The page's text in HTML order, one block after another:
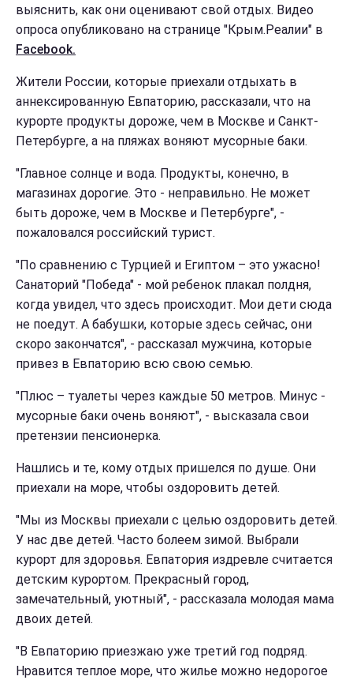
выяснить, как они оценивают свой отдых. Видео
опроса опубликовано на странице "Крым.Реалии" в
Facebook.
Жители России, которые приехали отдыхать в
аннексированную Евпаторию, рассказали, что на
курорте продукты дороже, чем в Москве и Санкт-
Петербурге, а на пляжах воняют мусорные баки.
"Главное солнце и вода. Продукты, конечно, в
магазинах дорогие. Это - неправильно. Не может
быть дороже, чем в Москве и Петербурге", -
пожаловался российский турист.
"По сравнению с Турцией и Египтом – это ужасно!
Санаторий "Победа" - мой ребенок плакал полдня,
когда увидел, что здесь происходит. Мои дети сюда
не поедут. А бабушки, которые здесь сейчас, они
скоро закончатся", - рассказал мужчина, которые
привез в Евпаторию всю свою семью.
"Плюс – туалеты через каждые 50 метров. Минус -
мусорные баки очень воняют", - высказала свои
претензии пенсионерка.
Нашлись и те, кому отдых пришелся по душе. Они
приехали на море, чтобы оздоровить детей.
"Мы из Москвы приехали с целью оздоровить детей.
У нас две детей. Часто болеем зимой. Выбрали
курорт для здоровья. Евпатория издревле считается
детским курортом. Прекрасный город,
замечательный, уютный", - рассказала молодая мама
двоих детей.
"В Евпаторию приезжаю уже третий год подряд.
Нравится теплое море, что жилье можно недорогое